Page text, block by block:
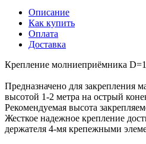
Описание
Как купить
Оплата
Доставка
Крепление молниеприёмника
Предназначено для закрепления
высотой 1-2 метра на острый
Рекомендуемая высота
Жесткое надежное крепление
держателя 4-мя крепежными